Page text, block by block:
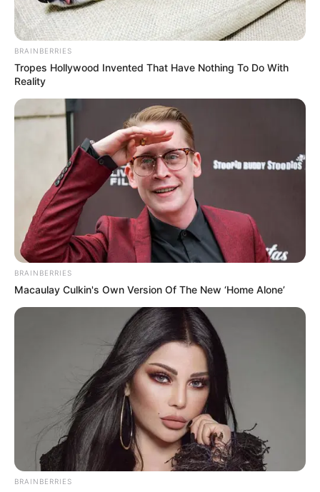
¡BRUTAL IMPACTO EN
BRAINBERRIES
Tropes Hollywood Invented That Have Nothing To Do With
Reality
BRAINBERRIES
Macaulay Culkin's Own Version Of The New ‘Home Alone’
BRAINBERRIES